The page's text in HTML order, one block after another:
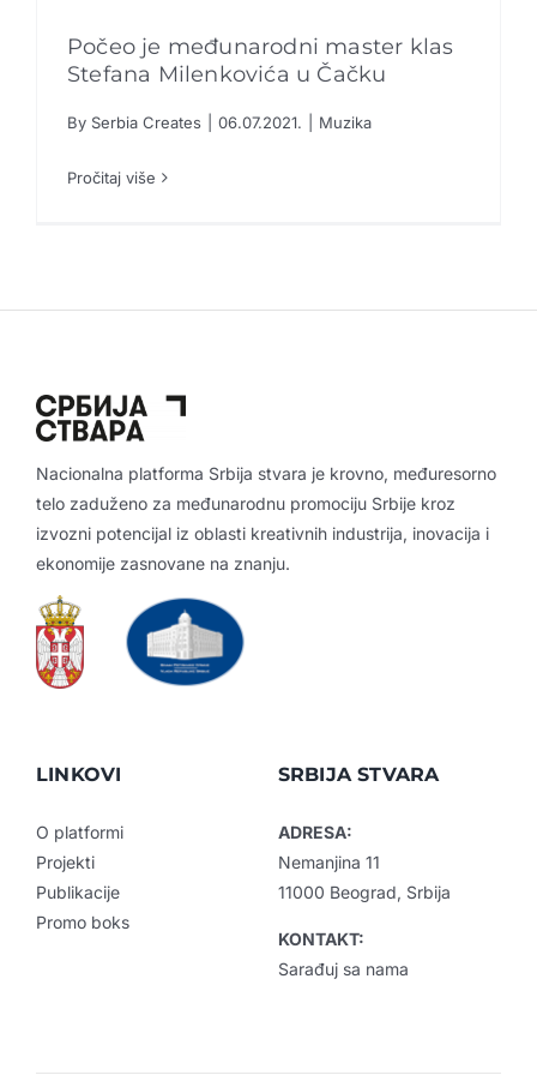
Kreativne industrije
Sarađuj sa nama
Počeo je međunarodni master klas Stefana
Počeo je međunarodni master klas
Stefana Milenkovića u Čačku
By Serbia Creates 06.07.2021. Muzika
Pročitaj više
Nacionalna platforma Srbija stvara je krovno, međuresorno
telo zaduženo za međunarodnu promociju Srbije kroz
izvozni potencijal iz oblasti kreativnih industrija, inovacija i
ekonomije zasnovane na znanju.
LINKOVI
O platformi
Projekti
Publikacije
Promo boks
SRBIJA STVARA
ADRESA:
Nemanjina 11
11000 Beograd, Srbija
KONTAKT:
Sarađuj sa nama